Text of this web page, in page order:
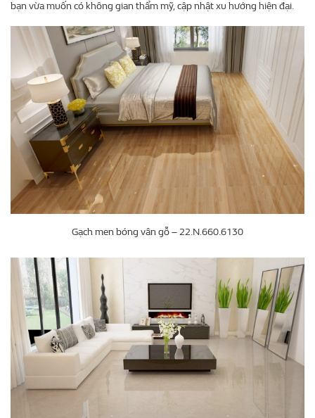
bạn vừa muốn có không gian thẩm mỹ, cập nhật xu hướng hiện đại.
Gạch men bóng vân gỗ – 22.N.660.6130